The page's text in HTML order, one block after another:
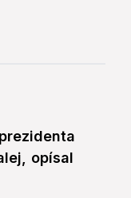
opísal